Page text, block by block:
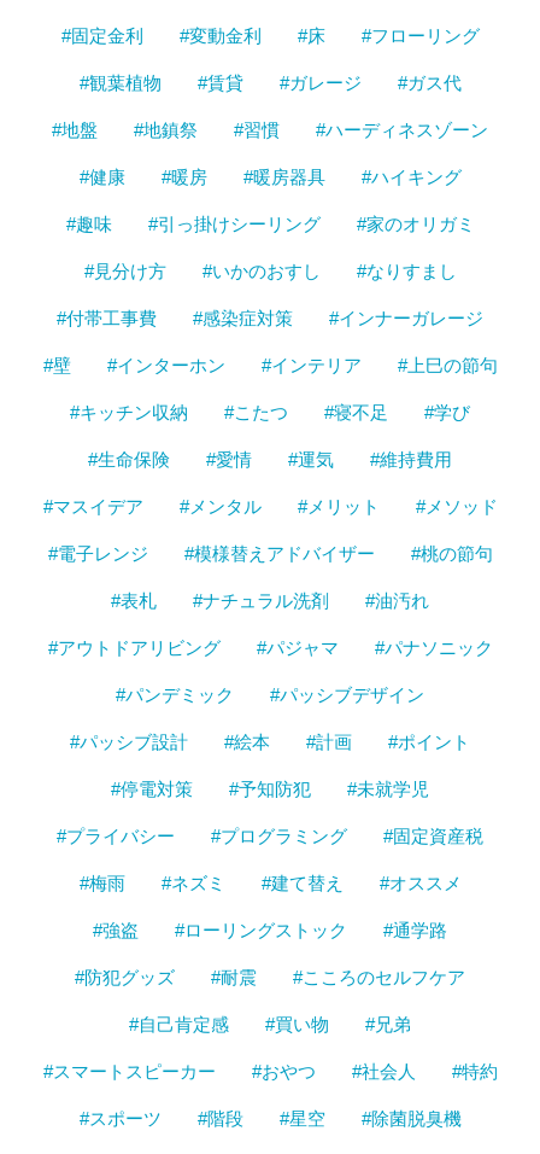
#固定金利 #変動金利 #床 #フローリング
#観葉植物 #賃貸 #ガレージ #ガス代
#地盤 #地鎮祭 #習慣 #ハーディネスゾーン
#健康 #暖房 #暖房器具 #ハイキング
#趣味 #引っ掛けシーリング #家のオリガミ
#見分け方 #いかのおすし #なりすまし
#付帯工事費 #感染症対策 #インナーガレージ
#壁 #インターホン #インテリア #上巳の節句
#キッチン収納 #こたつ #寝不足 #学び
#生命保険 #愛情 #運気 #維持費用
#マスイデア #メンタル #メリット #メソッド
#電子レンジ #模様替えアドバイザー #桃の節句
#表札 #ナチュラル洗剤 #油汚れ
#アウトドアリビング #パジャマ #パナソニック
#パンデミック #パッシブデザイン
#パッシブ設計 #絵本 #計画 #ポイント
#停電対策 #予知防犯 #未就学児
#プライバシー #プログラミング #固定資産税
#梅雨 #ネズミ #建て替え #オススメ
#強盗 #ローリングストック #通学路
#防犯グッズ #耐震 #こころのセルフケア
#自己肯定感 #買い物 #兄弟
#スマートスピーカー #おやつ #社会人 #特約
#スポーツ #階段 #星空 #除菌脱臭機